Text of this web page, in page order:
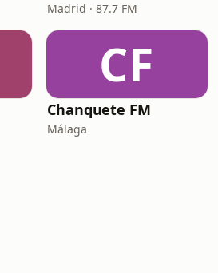
Madrid · 87.7 FM
CF
Chanquete FM
Málaga